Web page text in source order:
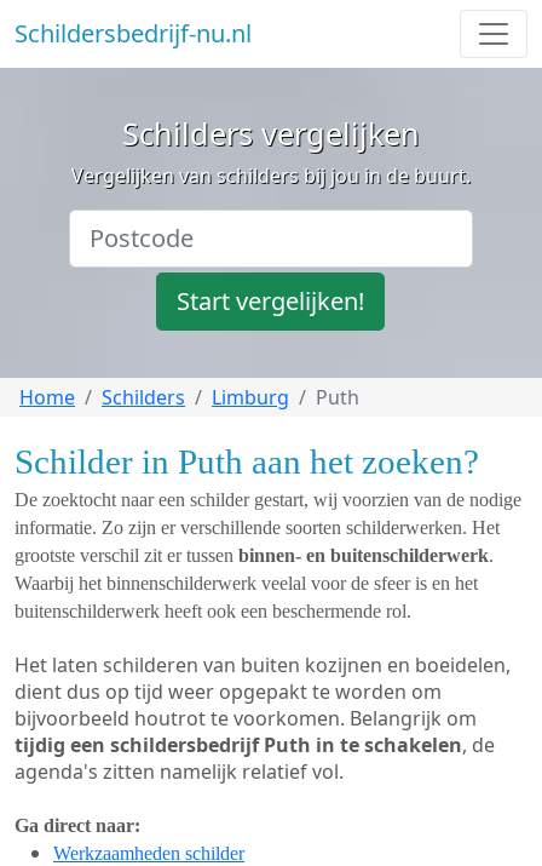
Schildersbedrijf-nu.nl
Schilders vergelijken
Vergelijken van schilders bij jou in de buurt.
Start vergelijken!
Home Schilders Limburg Puth
Schilder in Puth aan het zoeken?
De zoektocht naar een schilder gestart, wij voorzien van de nodige
informatie. Zo zijn er verschillende soorten schilderwerken. Het
grootste verschil zit er tussen binnen- en buitenschilderwerk.
Waarbij het binnenschilderwerk veelal voor de sfeer is en het
buitenschilderwerk heeft ook een beschermende rol.
Het laten schilderen van buiten kozijnen en boeidelen,
dient dus op tijd weer opgepakt te worden om
bijvoorbeeld houtrot te voorkomen. Belangrijk om
tijdig een schildersbedrijf Puth in te schakelen, de
agenda's zitten namelijk relatief vol.
Ga direct naar:
Werkzaamheden schilder